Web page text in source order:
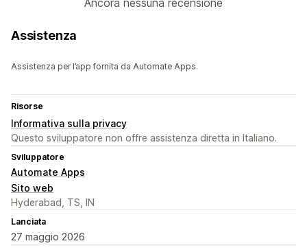
Ancora nessuna recensione
Assistenza
Assistenza per l’app fornita da Automate Apps.
Risorse
Informativa sulla privacy
Questo sviluppatore non offre assistenza diretta in Italiano.
Sviluppatore
Automate Apps
Sito web
Hyderabad, TS, IN
Lanciata
27 maggio 2026